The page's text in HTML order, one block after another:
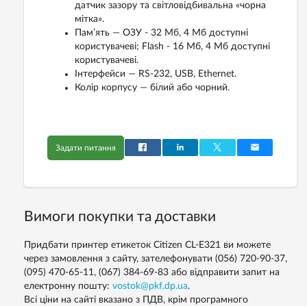
датчик зазору та світловідбивальна «чорна
мітка».
Пам’ять — ОЗУ - 32 Мб, 4 Мб доступні
користувачеві; Flash - 16 Мб, 4 Мб доступні
користувачеві.
Інтерфейси — RS-232, USB, Ethernet.
Колір корпусу — білий або чорний.
Задати питання
Вимоги покупки та доставки
Придбати принтер етикеток Citizen CL-E321 ви можете
через замовлення з сайту, зателефонувати (056) 720-90-37,
(095) 470-65-11, (067) 384-69-83 або відправити запит на
електронну пошту: vostok@pkf.dp.ua.
Всі ціни на сайті вказано з ПДВ, крім програмного